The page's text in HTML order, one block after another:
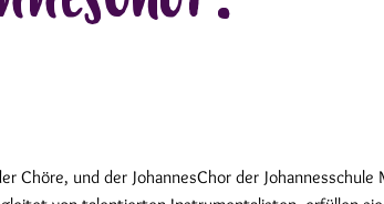
und der JohannesChor der